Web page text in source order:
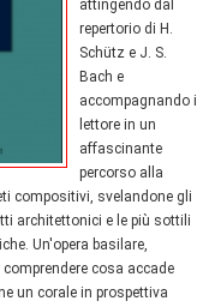
attingendo dal
repertorio di H.
Schütz e J. S.
Bach e
accompagnando il
lettore in un
affascinante
percorso alla
compositivi, svelandone gli
architettonici e le più sottili
Un'opera basilare,
cosa accade
un corale in prospettiva